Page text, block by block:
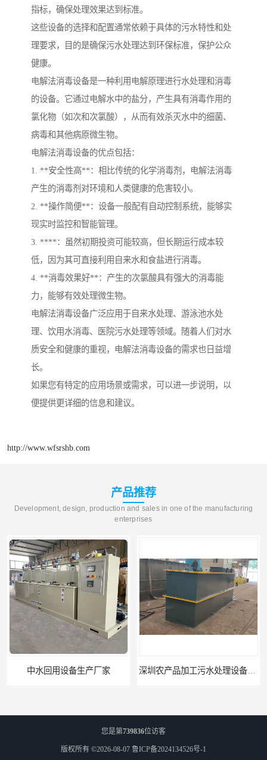
指标，确保处理效果达到标准。
这些设备的选择和配置通常依赖于具体的污水特性和处
理要求，目的是确保污水处理达到环保标准，保护公众
健康。
电解法消毒设备是一种利用电解原理进行水处理和消毒
的设备。它通过电解水中的盐分，产生具有消毒作用的
氯化物（如次和次氯酸），从而有效杀灭水中的细菌、
病毒和其他病原微生物。
电解法消毒设备的优点包括：
1. **安全性高**：相比传统的化学消毒剂，电解法消毒
产生的消毒剂对环境和人类健康的危害较小。
2. **操作简便**：设备一般配有自动控制系统，能够实
现实时监控和智能管理。
3. ****：虽然初期投资可能较高，但长期运行成本较
低，因为其可直接利用自来水和食盐进行消毒。
4. **消毒效果好**：产生的次氯酸具有强大的消毒能
力，能够有效处理微生物。
电解法消毒设备广泛应用于自来水处理、游泳池水处
理、饮用水消毒、医院污水处理等领域。随着人们对水
质安全和健康的重视，电解法消毒设备的需求也日益增
长。
如果您有特定的应用场景或需求，可以进一步说明，以
便提供更详细的信息和建议。
http://www.wfsrshb.com
产品推荐
Development, design, production and sales in one of the manufacturing
enterprises
您是第739836位访客
版权所有 ©2026-08-07 鲁ICP备2024134526号-1